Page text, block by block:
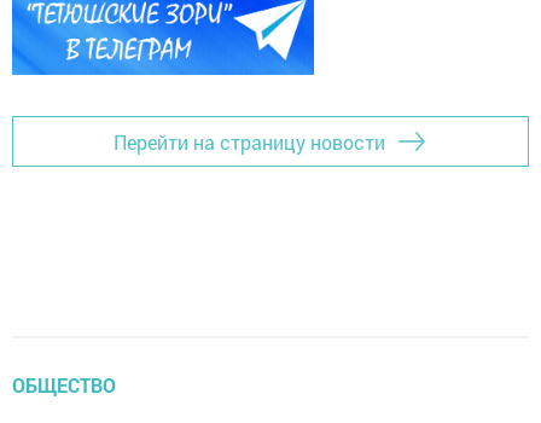
Перейти на страницу новости
ОБЩЕСТВО